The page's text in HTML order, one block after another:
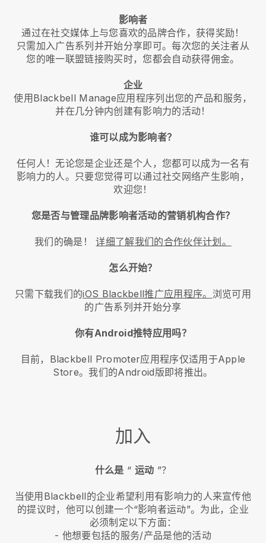
影响者
通过在社交媒体上与您喜欢的品牌合作，获得奖励！
只需加入广告系列并开始分享即可。每次您的关注者从
您的唯一联盟链接购买时，您都会自动获得佣金。
企业
使用Blackbell Manage应用程序列出您的产品和服务，
并在几分钟内创建有影响力的活动！
谁可以成为影响者？
任何人！无论您是企业还是个人，您都可以成为一名有
影响力的人。只要您觉得可以通过社交网络产生影响，
欢迎您！
您是否与管理品牌影响者活动的营销机构合作？
我们的确是！详细了解我们的合作伙伴计划。
怎么开始？
只需下载我们的iOS Blackbell推广应用程序。 浏览可用
的广告系列并开始分享
你有Android推特应用吗？
目前，Blackbell Promoter应用程序仅适用于Apple
Store。我们的Android版即将推出。
加入
什么是 “ 运动 ”？
当使用Blackbell的企业希望利用有影响力的人来宣传他
的提议时，他可以创建一个“影响者运动”。为此，企业
必须制定以下方面：
- 他想要包括的服务/产品是他的活动